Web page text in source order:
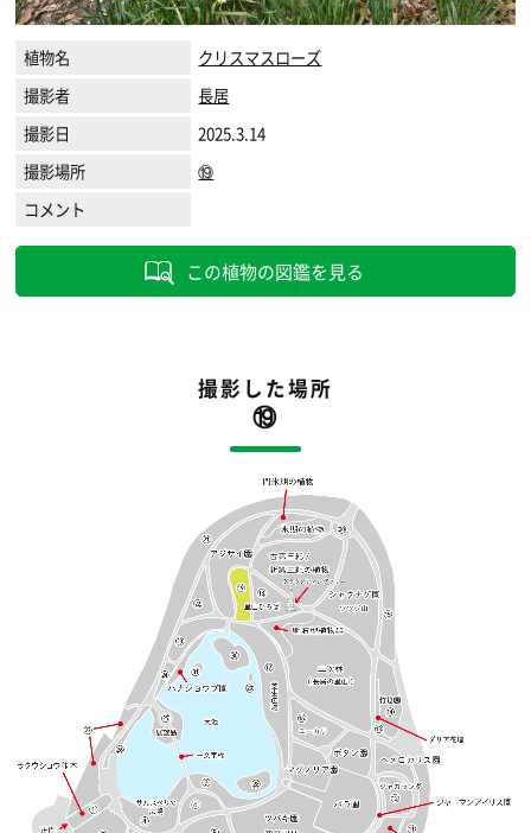
植物名
クリスマスローズ
撮影者
長居
撮影日
2025.3.14
撮影場所
⑲
コメント
この植物の図鑑を見る
撮影した場所
⑲